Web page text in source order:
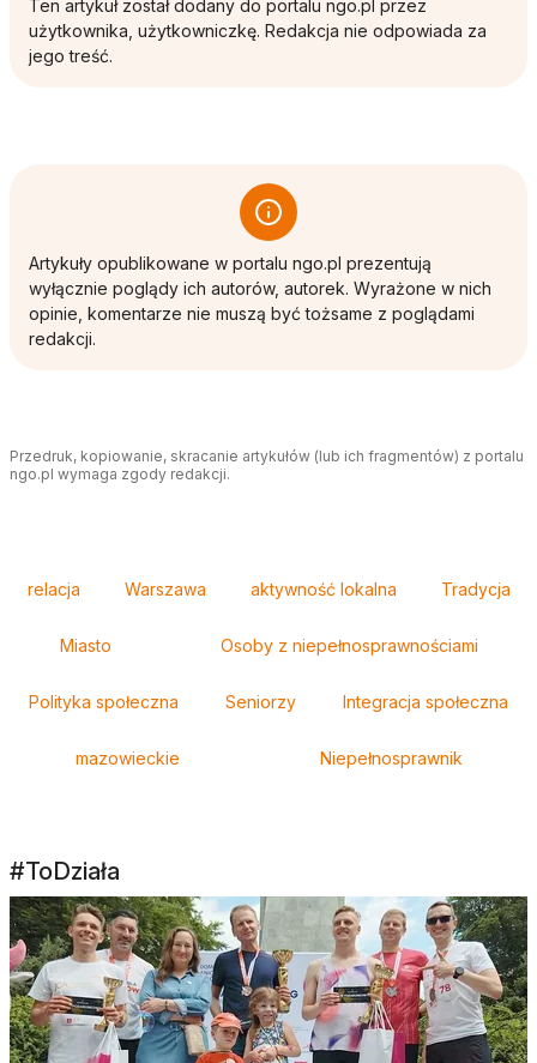
Ten artykuł został dodany do portalu ngo.pl przez
użytkownika, użytkowniczkę. Redakcja nie odpowiada za
jego treść.
Artykuły opublikowane w portalu ngo.pl prezentują
wyłącznie poglądy ich autorów, autorek. Wyrażone w nich
opinie, komentarze nie muszą być tożsame z poglądami
redakcji.
Przedruk, kopiowanie, skracanie artykułów (lub ich fragmentów) z portalu
ngo.pl wymaga zgody redakcji.
relacja Warszawa aktywność lokalna Tradycja
Miasto Osoby z niepełnosprawnościami
Polityka społeczna Seniorzy Integracja społeczna
mazowieckie Niepełnosprawnik
#ToDziała